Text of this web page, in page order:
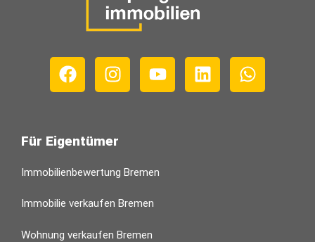
Für Eigentümer
Immobilienbewertung Bremen
Immobilie verkaufen Bremen
Wohnung verkaufen Bremen